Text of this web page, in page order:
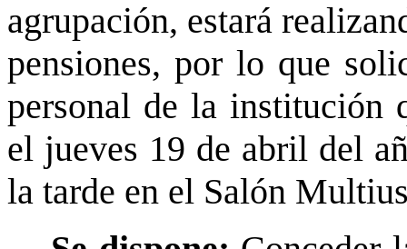
agrupación, estará
pensiones, por lo que
personal de la institución
el jueves 19 de abril del
la tarde en el Salón